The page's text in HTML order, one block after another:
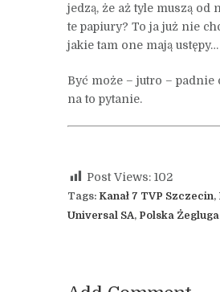
jedzą, że aż tyle muszą od
te papiury? To ja już nie
jakie tam one mają ustępy…
Być może – jutro – padnie
na to pytanie.
Post Views: 102
Tags: Kanał 7 TVP Szczecin,
Universal SA, Polska